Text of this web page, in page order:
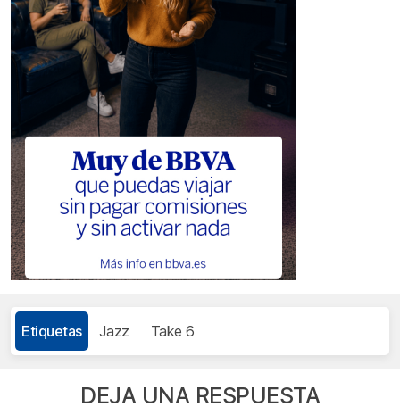
Etiquetas Jazz Take 6
DEJA UNA RESPUESTA